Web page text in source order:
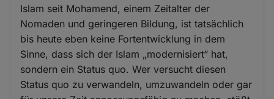
Islam seit Mohamend, einem Zeitalter der
Nomaden und geringeren Bildung, ist tatsächlich
bis heute eben keine Fortentwicklung in dem
Sinne, dass sich der Islam „modernisiert“ hat,
sondern ein Status quo. Wer versucht diesen
Status quo zu verwandeln, umzuwandeln oder gar